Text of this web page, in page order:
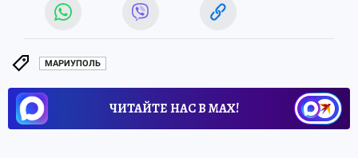
МАРИУПОЛЬ
ЧИТАЙТЕ НАС В МАХ!